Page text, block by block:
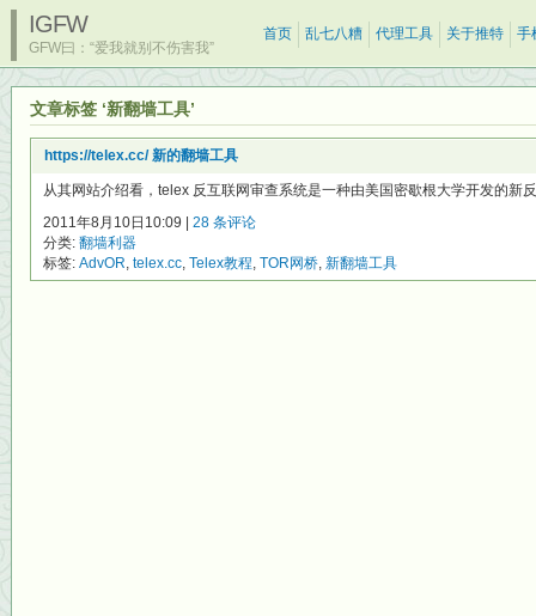
IGFW
GFW曰：“爱我就别不伤害我”
首页 乱七八糟 代理工具 关于推特 手
文章标签 ‘新翻墙工具’
https://telex.cc/ 新的翻墙工具
从其网站介绍看，telex 反互联网审查系统是一种由美国密歇根大学开发的新
2011年8月10日10:09 | 28 条评论
分类: 翻墙利器
标签: AdvOR, telex.cc, Telex教程, TOR网桥, 新翻墙工具